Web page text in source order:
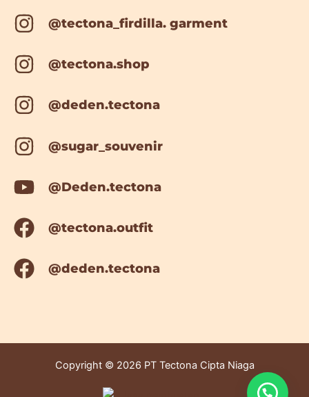
@tectona_firdilla. garment
@tectona.shop
@deden.tectona
@sugar_souvenir
@Deden.tectona
@tectona.outfit
@deden.tectona
Copyright © 2026 PT Tectona Cipta Niaga